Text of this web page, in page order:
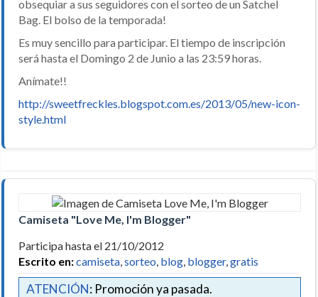
obsequiar a sus seguidores con el sorteo de un Satchel
Bag. El bolso de la temporada!
Es muy sencillo para participar. El tiempo de inscripción
será hasta el Domingo 2 de Junio a las 23:59 horas.
Anímate!!
http://sweetfreckles.blogspot.com.es/2013/05/new-icon-
style.html
Camiseta "Love Me, I'm Blogger"
Participa hasta el 21/10/2012
Escrito en:camiseta sorteo blog blogger, gratis
ATENCIÓN: Promoción ya pasada.